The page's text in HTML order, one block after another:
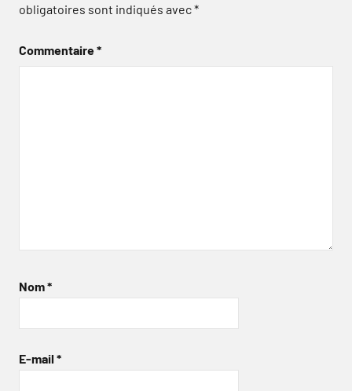
obligatoires sont indiqués avec*
Commentaire*
Nom*
E-mail *